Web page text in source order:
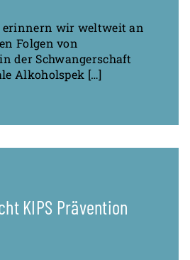
erinnern wir weltweit an
Folgen von
der Schwangerschaft
Alkoholspek […]
KIPS Prävention